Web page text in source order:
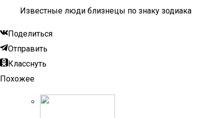
Известные люди близнецы по знаку зодиака
Поделиться
Отправить
Класснуть
Похожее